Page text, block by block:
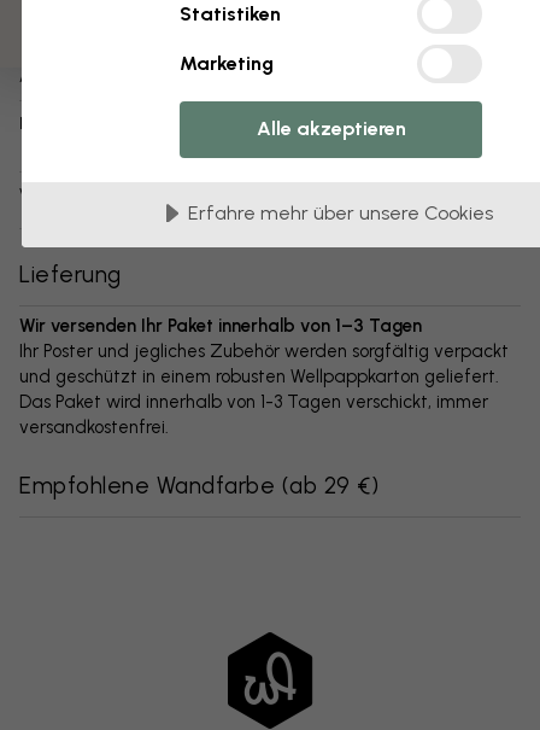
Poster (auch erhältlich als leinwandbild
e336463
Weitere Informationen über unsere
Lieferung
Wir versenden Ihr Paket innerhalb von 1–3 Tagen
Ihr Poster und jegliches Zubehör werden sorgfältig verpackt
und geschützt in einem robusten Wellpappkarton geliefert.
Das Paket wird innerhalb von 1-3 Tagen verschickt, immer
versandkostenfrei.
Empfohlene Wandfarbe (ab 29 €)
Statistiken
Marketing
Alle akzeptieren
Erfahre mehr über unsere Cookies